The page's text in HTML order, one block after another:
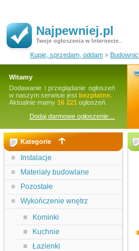
Najpewniej.pl
Twoje ogłoszenia w Internecie..
Kupię, sprzedam, oddam »
Witamy
Dodawanie i przeglądanie ogłoszeń
w naszym serwisie jest bezpłatne.
Aktualnie mamy 16 221 ogłoszeń.
Dodaj darmowe ogłoszenie…
Kategorie
Instalacje
Materiały budowlane
Pozostałe
Wykończenie wnętrz
Kominki
Kuchnie
Łazienki